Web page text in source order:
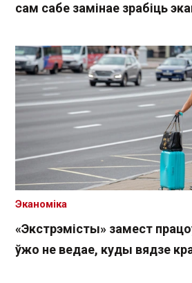
сам сабе замінае зрабіць
«Экстрэмісты» замест
ўжо не ведае, куды вядзе
Эканоміка